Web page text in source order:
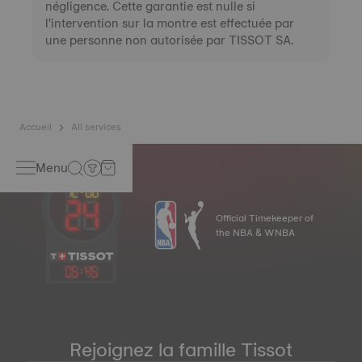
(except shaped mineral crystals and
sapphire crystals)
Battery replacement for quartz models
négligence. Cette garantie est nulle si
l'intervention sur la montre est effectuée par
une personne non autorisée par TISSOT SA.
Accueil All services
Menu
05:45
Official Timekeeper of
the NBA & WNBA
Rejoignez la famille Tissot